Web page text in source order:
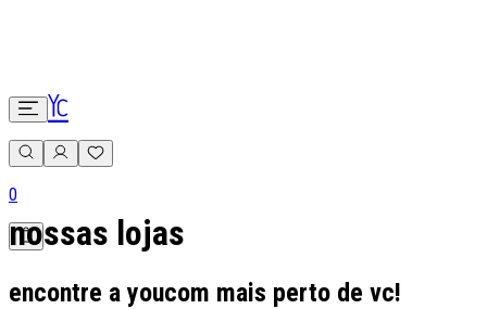
0
nossas lojas
encontre a youcom mais perto de vc!